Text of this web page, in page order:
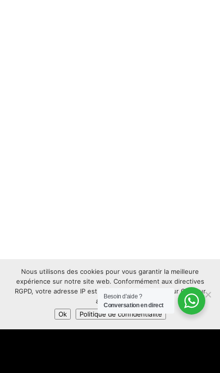
Besoin d'aide ?
Conversation en direct
Nous utilisons des cookies pour vous garantir la meilleure
expérience sur notre site web. Conformément aux directives
RGPD, votre adresse IP est anonymisée. Appuyez sur OK pour
accepter.
Ok
Politique de confidentialité